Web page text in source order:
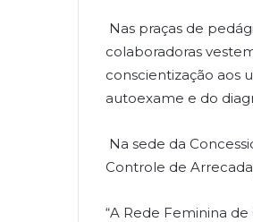
Nas praças de
colaboradoras
conscientização aos
autoexame e do
Na sede da
Controle de
“A Rede Feminina